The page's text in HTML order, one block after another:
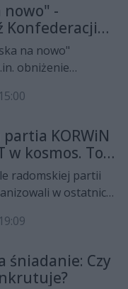
wydarzenia były
prawicowe.
nowo" -
Konfederacji
na nowo"
obniżenie
Konfederacji na
KORWiN
w kosmos. To
radomskiej partii
w ostatnich
przeciwko
wysłali
w kosmos.
śniadanie: Czy